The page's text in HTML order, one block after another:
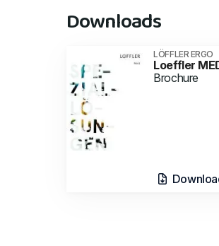
Downloads
LÖFFLER ERGO
Loeffler
Brochure